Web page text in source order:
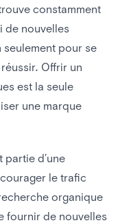
constamment
de nouvelles
pour se
Offrir un
est la seule
une marque
d’une
le trafic
organique
fournir de nouvelles